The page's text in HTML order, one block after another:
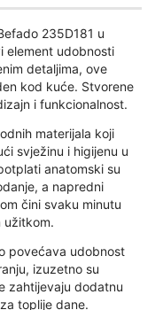
235D181 u
element udobnosti
detaljima, ove
kod kuće. Stvorene
i funkcionalnost.
materijala koji
svježinu i higijenu u
anatomski su
a napredni
čini svaku minutu
užitkom.
povećava udobnost
izuzetno su
zahtijevaju dodatnu
toplije dane.